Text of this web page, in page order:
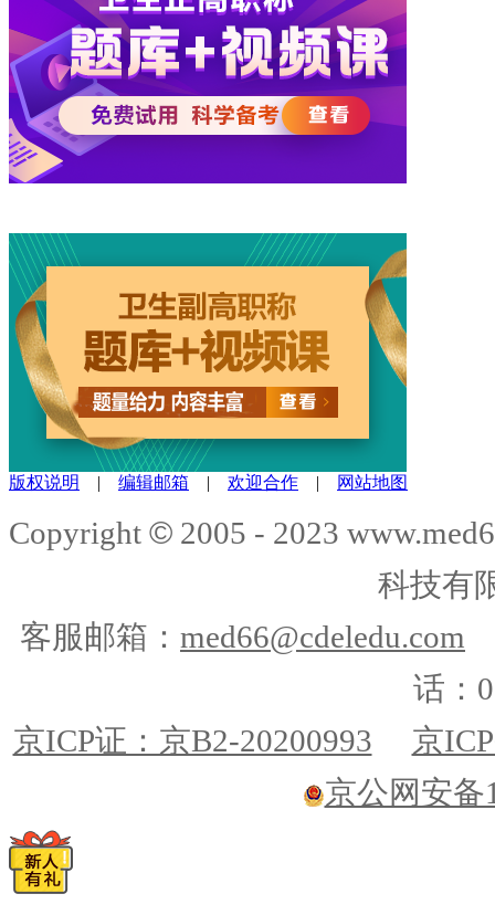
版权说明 | 编辑邮箱 | 欢迎合作 | 网站地图
Copyright © 2005 - 2023
科技有
客服邮箱： med66@cdeledu.com
话：
京ICP证：京B2-20200993
京
京公网安备